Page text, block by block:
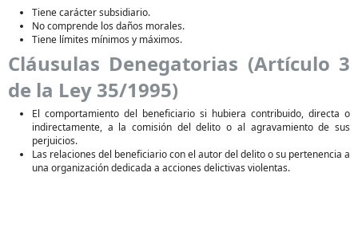
Tiene carácter subsidiario.
No comprende los daños morales.
Tiene límites mínimos y máximos.
Cláusulas Denegatorias (Artículo 3
de la Ley 35/1995)
El comportamiento del beneficiario si hubiera contribuido, directa o
indirectamente, a la comisión del delito o al agravamiento de sus
perjuicios.
Las relaciones del beneficiario con el autor del delito o su pertenencia a
una organización dedicada a acciones delictivas violentas.